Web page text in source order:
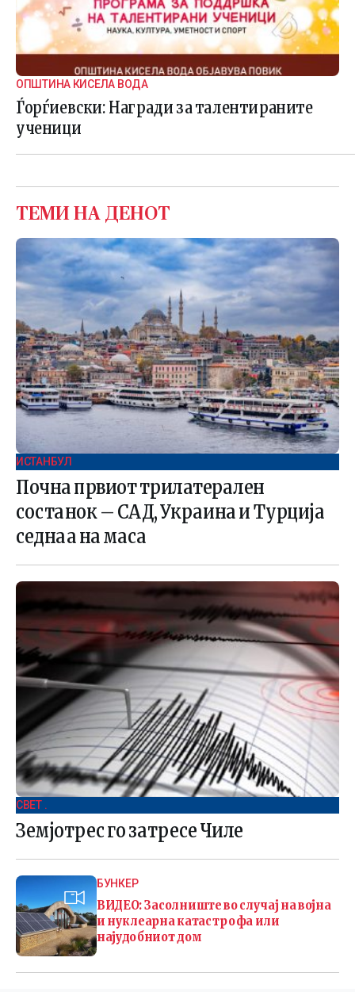
ОПШТИНА КИСЕЛА ВОДА
Ѓорѓиевски: Награди за талентираните
ученици
ТЕМИ НА ДЕНОТ
ИСТАНБУЛ
Почна првиот трилатерален
состанок – САД, Украина и Турција
седнаа на маса
СВЕТ .
Земјотрес го затресе Чиле
БУНКЕР
ВИДЕО: Засолниште во случај на војна
и нуклеарна катастрофа или
најудобниот дом